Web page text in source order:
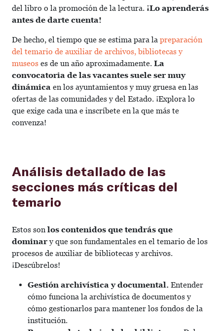
del libro o la promoción de la lectura. ¡Lo aprenderás
antes de darte cuenta!
De hecho, el tiempo que se estima para la preparación
del temario de auxiliar de archivos, bibliotecas y
museos es de un año aproximadamente. La
convocatoria de las vacantes suele ser muy
dinámica en los ayuntamientos y muy gruesa en las
ofertas de las comunidades y del Estado. ¡Explora lo
que exige cada una e inscríbete en la que más te
convenza!
Análisis detallado de las
secciones más críticas del
temario
Estos son los contenidos que tendrás que
dominary que son fundamentales en el temario de los
procesos de auxiliar de bibliotecas y archivos.
¡Descúbrelos!
Gestión archivística y documental. Entender
cómo funciona la archivística de documentos y
cómo gestionarlos para mantener los fondos de la
institución.